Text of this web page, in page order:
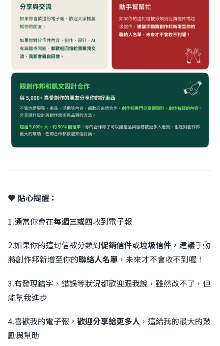
🧡 貼心提醒：
1.通常你會在每週三或四收到電子報
2.如果你的這封信被分類到促銷信件或垃圾信件 ，建議手動
將創作邦新增至你的聯絡人名單 ，未來才不會收不到喔！
3.有發現錯字、錯誤等狀況都歡迎跟我說，雖然改不了，但
能幫我進步
4.喜歡我的電子報， 歡迎分享給更多人 ，這給我的最大的鼓
勵與幫助